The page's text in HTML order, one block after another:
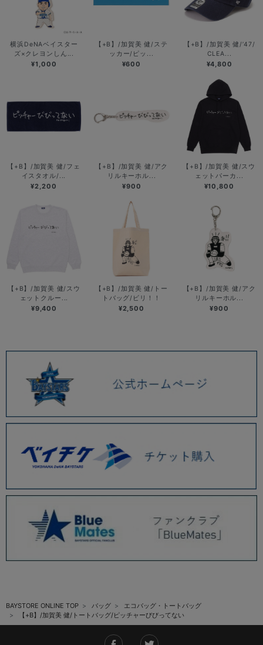
横浜DeNAベイスター
ズ×クレヨンしん...
¥1,000
【+B】/加賀美 健/ステ
ッカー/ピッ...
¥600
【+B】/加賀美 健/’47/
CLEA...
¥4,800
【+B】/加賀美 健/フェ
イスタオル/...
¥2,200
【+B】/加賀美 健/アク
リルキーホル...
¥900
【+B】/加賀美 健/スウ
ェットパーカ...
¥10,800
【+B】/加賀美 健/スウ
ェットクルー...
¥9,400
【+B】/加賀美 健/トー
トバッグ/ビリ！！
¥2,500
【+B】/加賀美 健/アク
リルキーホル...
¥900
BAYSTORE ONLINE TOP バッグ
エコバッグ・トートバッグ
【+B】/加賀美 健/トートバッグ/ピッチャーびびってない